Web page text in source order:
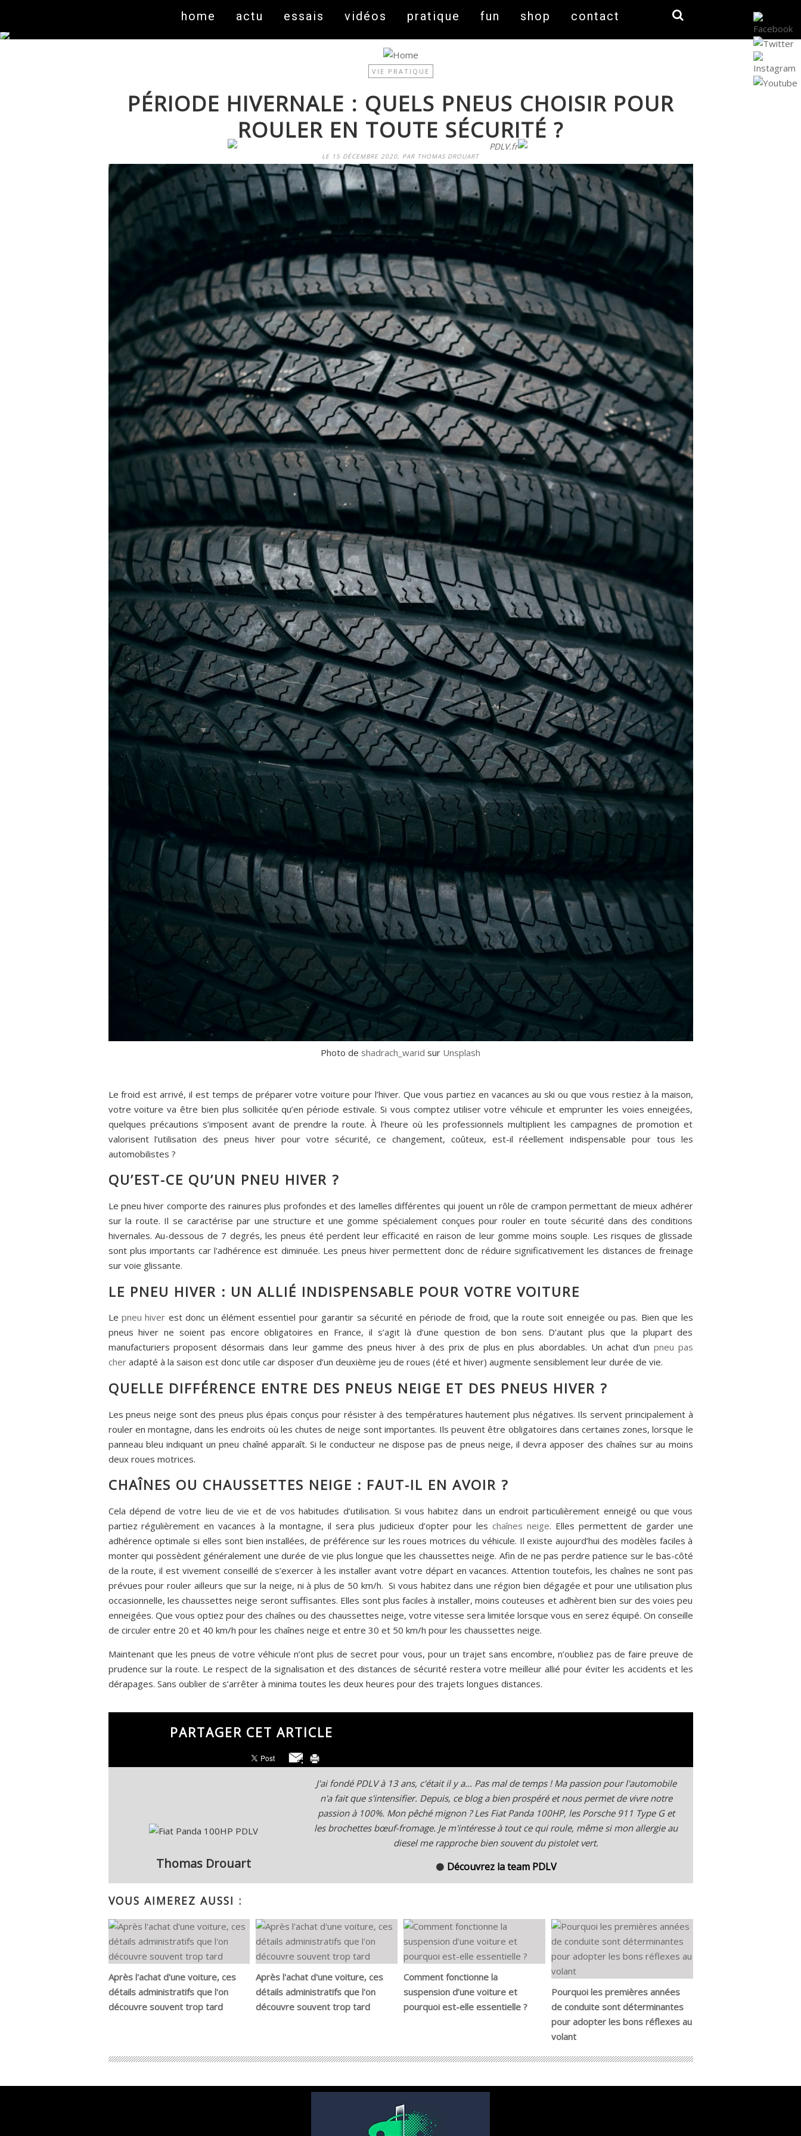
PDLV.fr
home actu essais vidéos pratique fun shop contact
VIE PRATIQUE
PÉRIODE HIVERNALE : QUELS PNEUS CHOISIR POUR
ROULER EN TOUTE SÉCURITÉ ?
LE 15 DÉCEMBRE 2020, PAR THOMAS DROUART
Photo de shadrach_warid sur Unsplash
Le froid est arrivé, il est temps de préparer votre voiture pour l’hiver. Que vous partiez en vacances au ski ou que vous restiez à la maison,
votre voiture va être bien plus sollicitée qu’en période estivale. Si vous comptez utiliser votre véhicule et emprunter les voies enneigées,
quelques précautions s’imposent avant de prendre la route. À l’heure où les professionnels multiplient les campagnes de promotion et
valorisent l’utilisation des pneus hiver pour votre sécurité, ce changement, coûteux, est-il réellement indispensable pour tous les
automobilistes ?
QU’EST-CE QU’UN PNEU HIVER ?
Le pneu hiver comporte des rainures plus profondes et des lamelles différentes qui jouent un rôle de crampon permettant de mieux adhérer
sur la route. Il se caractérise par une structure et une gomme spécialement conçues pour rouler en toute sécurité dans des conditions
hivernales. Au-dessous de 7 degrés, les pneus été perdent leur efficacité en raison de leur gomme moins souple. Les risques de glissade
sont plus importants car l'adhérence est diminuée. Les pneus hiver permettent donc de réduire significativement les distances de freinage
sur voie glissante.
LE PNEU HIVER : UN ALLIÉ INDISPENSABLE POUR VOTRE VOITURE
Le pneu hiver est donc un élément essentiel pour garantir sa sécurité en période de froid, que la route soit enneigée ou pas. Bien que les
pneus hiver ne soient pas encore obligatoires en France, il s’agit là d’une question de bon sens. D’autant plus que la plupart des
manufacturiers proposent désormais dans leur gamme des pneus hiver à des prix de plus en plus abordables. Un achat d'un pneu pas
cheradapté à la saison est donc utile car disposer d’un deuxième jeu de roues (été et hiver) augmente sensiblement leur durée de vie.
QUELLE DIFFÉRENCE ENTRE DES PNEUS NEIGE ET DES PNEUS HIVER ?
Les pneus neige sont des pneus plus épais conçus pour résister à des températures hautement plus négatives. Ils servent principalement à
rouler en montagne, dans les endroits où les chutes de neige sont importantes. Ils peuvent être obligatoires dans certaines zones, lorsque le
panneau bleu indiquant un pneu chaîné apparaît. Si le conducteur ne dispose pas de pneus neige, il devra apposer des chaînes sur au moins
deux roues motrices.
CHAÎNES OU CHAUSSETTES NEIGE : FAUT-IL EN AVOIR ?
Cela dépend de votre lieu de vie et de vos habitudes d’utilisation. Si vous habitez dans un endroit particulièrement enneigé ou que vous
partiez régulièrement en vacances à la montagne, il sera plus judicieux d’opter pour les chaînes neige. Elles permettent de garder une
adhérence optimale si elles sont bien installées, de préférence sur les roues motrices du véhicule. Il existe aujourd’hui des modèles faciles à
monter qui possèdent généralement une durée de vie plus longue que les chaussettes neige. Afin de ne pas perdre patience sur le bas-côté
de la route, il est vivement conseillé de s’exercer à les installer avant votre départ en vacances. Attention toutefois, les chaînes ne sont pas
prévues pour rouler ailleurs que sur la neige, ni à plus de 50 km/h. Si vous habitez dans une région bien dégagée et pour une utilisation plus
occasionnelle, les chaussettes neige seront suffisantes. Elles sont plus faciles à installer, moins couteuses et adhèrent bien sur des voies peu
enneigées. Que vous optiez pour des chaînes ou des chaussettes neige, votre vitesse sera limitée lorsque vous en serez équipé. On conseille
de circuler entre 20 et 40 km/h pour les chaînes neige et entre 30 et 50 km/h pour les chaussettes neige.
Maintenant que les pneus de votre véhicule n’ont plus de secret pour vous, pour un trajet sans encombre, n’oubliez pas de faire preuve de
prudence sur la route. Le respect de la signalisation et des distances de sécurité restera votre meilleur allié pour éviter les accidents et les
dérapages. Sans oublier de s’arrêter à minima toutes les deux heures pour des trajets longues distances.
PARTAGER CET ARTICLE
J'ai fondé PDLV à 13 ans, c'était il y a... Pas mal de temps ! Ma passion pour l'automobile
n'a fait que s'intensifier. Depuis, ce blog a bien prospéré et nous permet de vivre notre
passion à 100%. Mon pêché mignon ? Les Fiat Panda 100HP, les Porsche 911 Type G et
les brochettes bœuf-fromage. Je m'intéresse à tout ce qui roule, même si mon allergie au
diesel me rapproche bien souvent du pistolet vert.
⚫ Découvrez la team PDLV
Thomas Drouart
VOUS AIMEREZ AUSSI :
Après l'achat d'une voiture, ces
détails administratifs que l'on
découvre souvent trop tard
Après l'achat d'une voiture, ces
détails administratifs que l'on
découvre souvent trop tard
Comment fonctionne la
suspension d’une voiture et
pourquoi est-elle essentielle ?
Pourquoi les premières années
de conduite sont déterminantes
pour adopter les bons réflexes au
volant